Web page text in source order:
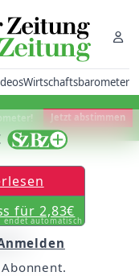
Wirtschaftsbarometer
Jetzt abstimmen
für 2,83€
endet automatisch